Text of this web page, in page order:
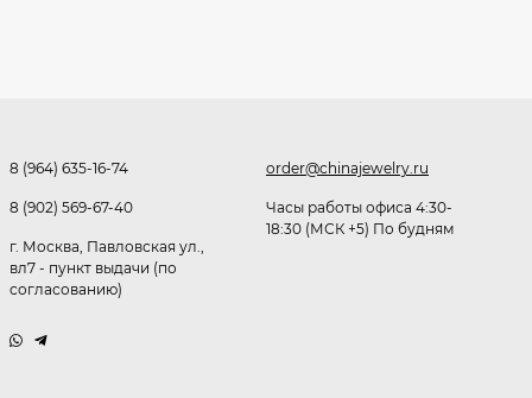
8 (964) 635-16-74
8 (902) 569-67-40
г. Москва, Павловская ул.,
вл7 - пункт выдачи (по
согласованию)
order@chinajewelry.ru
Часы работы офиса 4:30-
18:30 (МСК +5) По будням